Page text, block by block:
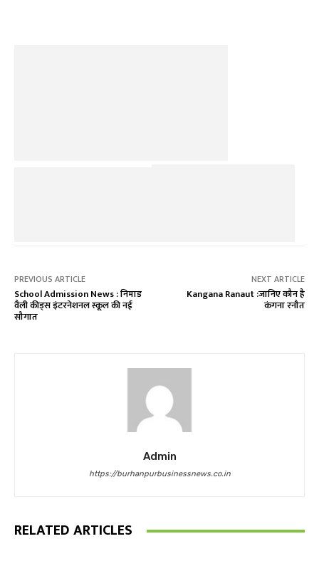
PREVIOUS ARTICLE
School Admission News : निमाड
वैली कीड्स इंटरनेशनल स्कूल की नई
सौगात
NEXT ARTICLE
Kangana Ranaut :जानिए कौन है
कंगना रनौत
Admin
https://burhanpurbusinessnews.co.in
RELATED ARTICLES